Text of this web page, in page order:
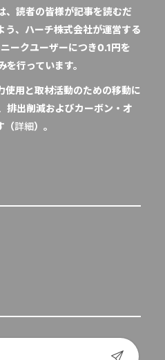
読者の皆様が記事を読むだ
う、ハーチ株式会社が運営する
ークユーザーにつき0.1円を
行っています。
使用と取材活動のための移動に
排出削減およびカーボン・オ
（詳細）。